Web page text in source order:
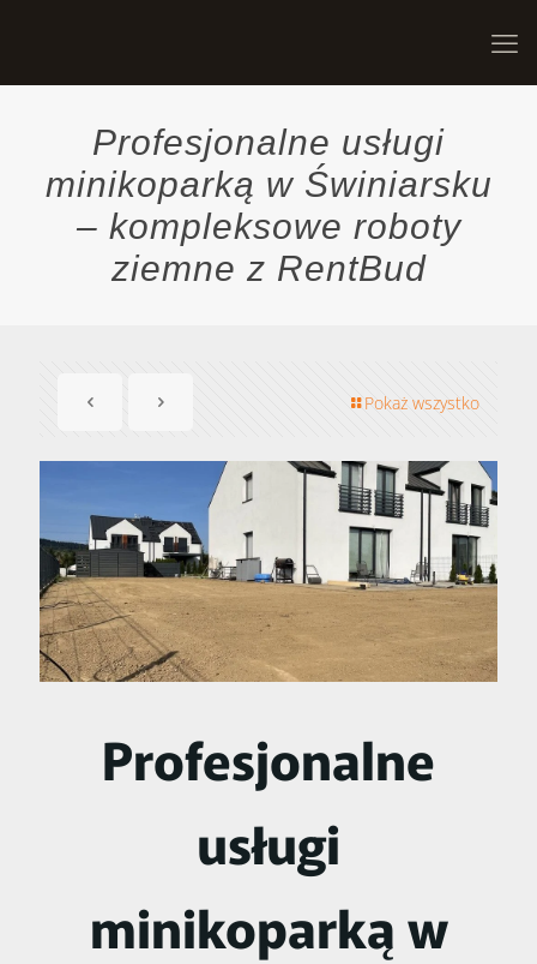
Profesjonalne usługi
minikoparką w Świniarsku
– kompleksowe roboty
ziemne z RentBud
Pokaż wszystko
Profesjonalne
usługi
minikoparką w